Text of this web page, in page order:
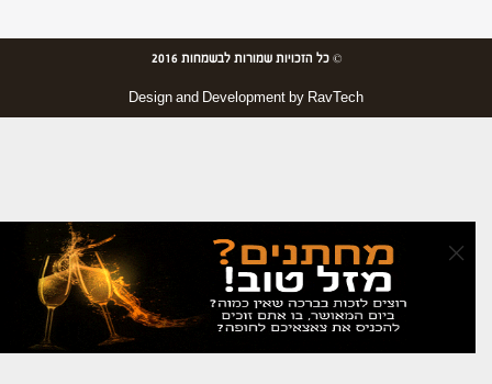
×
© כל הזכויות שמורות לבשמחות 2016
Design and Development by RavTech